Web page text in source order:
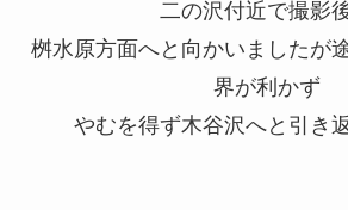
二の沢付近で撮影後
桝水原方面へと向かいましたが
界が利かず
やむを得ず木谷沢へと引き